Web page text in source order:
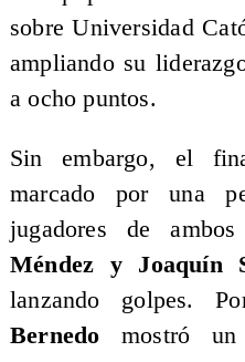
sobre Universidad
ampliando su
a ocho puntos.
Sin embargo, el
marcado por una
jugadores de
Méndez y Joaquín
lanzando golpes.
Bernedo mostró un